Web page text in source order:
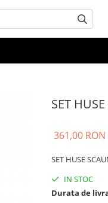
SET
361,00 RON
SET HUSE
IN STOC
Durata de